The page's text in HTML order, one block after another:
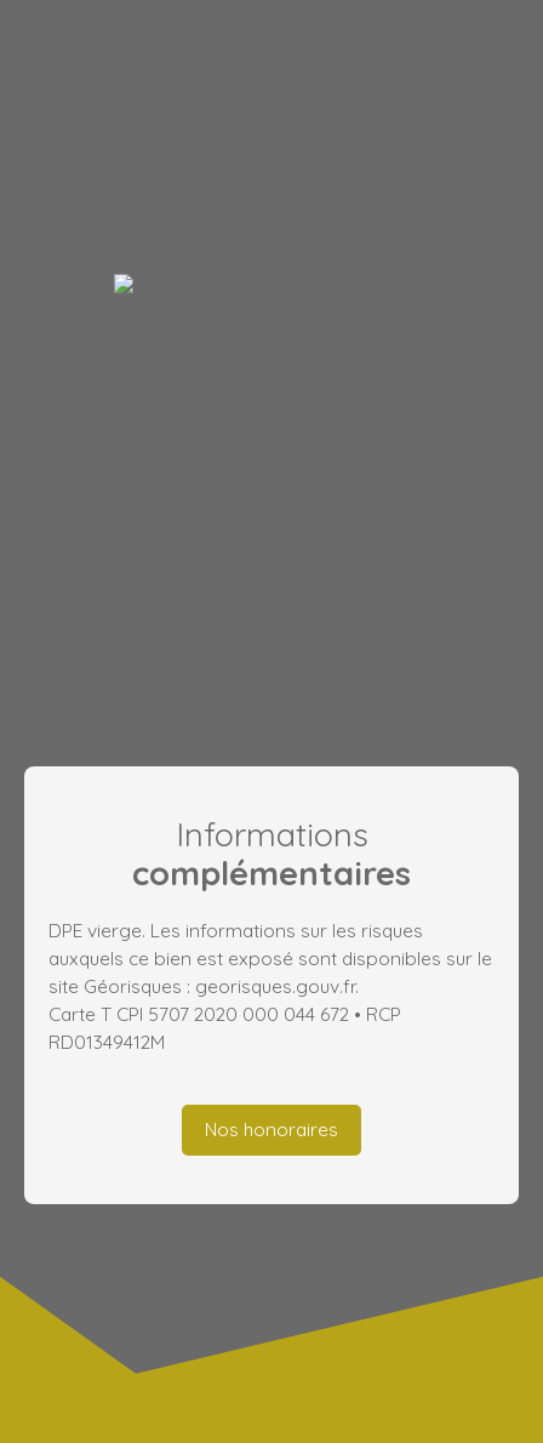
Informations
complémentaires
DPE vierge. Les informations sur les risques
auxquels ce bien est exposé sont disponibles sur le
site Géorisques : georisques.gouv.fr.
Carte T CPI 5707 2020 000 044 672 • RCP
RD01349412M
Nos honoraires